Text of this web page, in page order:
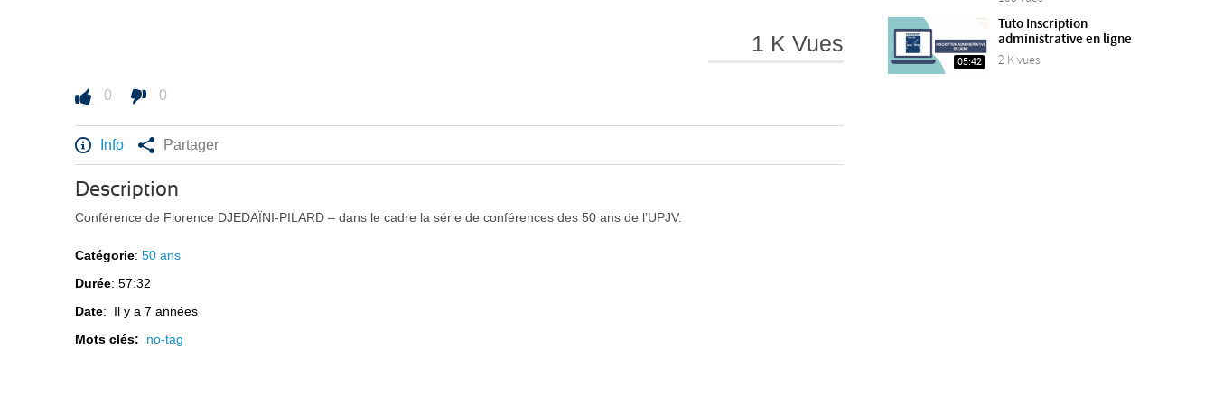
l
l
1 K Vues
0 0
Info Partager
Description
Conférence de Florence DJEDAÏNI-PILARD – dans le cadre la série de conférences des 50 ans de l’UPJV.
Catégorie:50 ans
Durée: 57:32
Date: Il y a 7 années
Mots clés: no-tag
05:42
Tuto Inscription
administrative en ligne
2 K vues